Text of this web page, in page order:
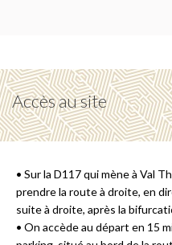
Accès au site
• Sur la D117 qui mène à Val
prendre la route à droite, en
suite à droite, après la
• On accède au départ en 15